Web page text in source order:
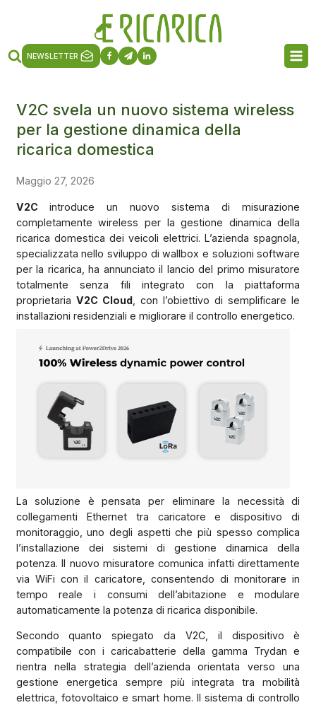
NEWSLETTER
V2C svela un nuovo sistema wireless
per la gestione dinamica della
ricarica domestica
Maggio 27, 2026
V2C introduce un nuovo sistema di misurazione
completamente wireless per la gestione dinamica della
ricarica domestica dei veicoli elettrici. L’azienda spagnola,
specializzata nello sviluppo di wallbox e soluzioni software
per la ricarica, ha annunciato il lancio del primo misuratore
totalmente senza fili integrato con la piattaforma
proprietaria V2C Cloud, con l’obiettivo di semplificare le
installazioni residenziali e migliorare il controllo energetico.
La soluzione è pensata per eliminare la necessità di
collegamenti Ethernet tra caricatore e dispositivo di
monitoraggio, uno degli aspetti che più spesso complica
l’installazione dei sistemi di gestione dinamica della
potenza. Il nuovo misuratore comunica infatti direttamente
via WiFi con il caricatore, consentendo di monitorare in
tempo reale i consumi dell’abitazione e modulare
automaticamente la potenza di ricarica disponibile.
Secondo quanto spiegato da V2C, il dispositivo è
compatibile con i caricabatterie della gamma Trydan e
rientra nella strategia dell’azienda orientata verso una
gestione energetica sempre più integrata tra mobilità
elettrica, fotovoltaico e smart home. Il sistema di controllo